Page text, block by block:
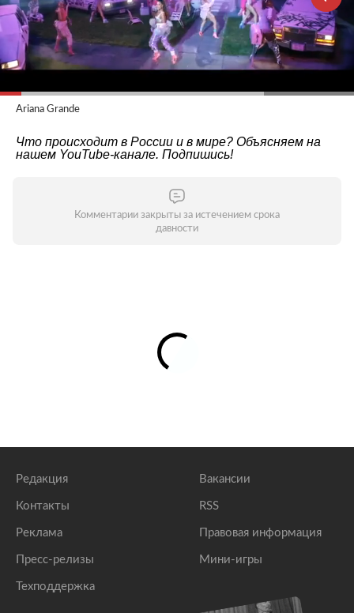
Ariana Grande
Что происходит в России и в мире? Объясняем на
нашем YouTube-канале. Подпишись!
Комментарии закрыты за истечением срока
давности
Редакция
Контакты
Реклама
Пресс-релизы
Техподдержка
Вакансии
RSS
Правовая информация
Мини-игры